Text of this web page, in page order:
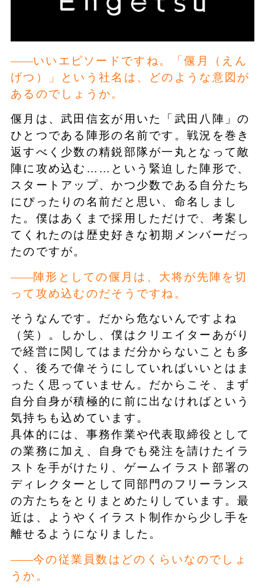
いいエピソードですね。「偃月（えん
げつ）」という社名は、どのような意図が
あるのでしょうか。
偃月は、武田信玄が用いた「武田八陣」の
ひとつである陣形の名前です。戦況を巻き
返すべく少数の精鋭部隊が一丸となって敵
陣に攻め込む……という緊迫した陣形で、
スタートアップ、かつ少数である自分たち
にぴったりの名前だと思い、命名しまし
た。僕はあくまで採用しただけで、考案し
てくれたのは歴史好きな初期メンバーだっ
たのですが。
陣形としての偃月は、大将が先陣を切
って攻め込むのだそうですね。
そうなんです。だから危ないんですよね
（笑）。しかし、僕はクリエイターあがり
で経営に関してはまだ分からないことも多
く、後ろで偉そうにしていればいいとはま
ったく思っていません。だからこそ、まず
自分自身が積極的に前に出なければという
気持ちも込めています。
具体的には、事務作業や代表取締役として
の業務に加え、自身でも発注を請けたイラ
ストを手がけたり、ゲームイラスト部署の
ディレクターとして同部門のフリーランス
の方たちをとりまとめたりしています。最
近は、ようやくイラスト制作から少し手を
離せるようになりました。
今の従業員数はどのくらいなのでしょ
うか。